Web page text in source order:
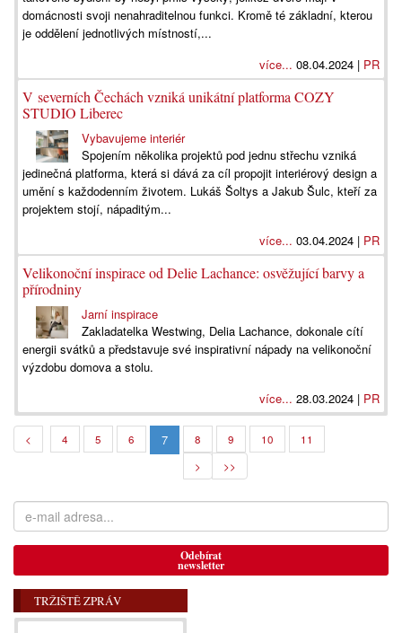
domácnosti svoji nenahraditelnou funkci. Kromě té základní, kterou
je oddělení jednotlivých místností,...
více... 08.04.2024 | PR
V severních Čechách vzniká unikátní platforma COZY
STUDIO Liberec
Vybavujeme interiér
Spojením několika projektů pod jednu střechu vzniká
jedinečná platforma, která si dává za cíl propojit interiérový design a
umění s každodenním životem. Lukáš Šoltys a Jakub Šulc, kteří za
projektem stojí, nápaditým...
více... 03.04.2024 | PR
Velikonoční inspirace od Delie Lachance: osvěžující barvy a
přírodniny
Jarní inspirace
Zakladatelka Westwing, Delia Lachance, dokonale cítí
energii svátků a představuje své inspirativní nápady na velikonoční
výzdobu domova a stolu.
více... 28.03.2024 | PR
< 4 5 6 7 8 9 10
11
>
>>
Odebírat
newsletter
TRŽIŠTĚ ZPRÁV